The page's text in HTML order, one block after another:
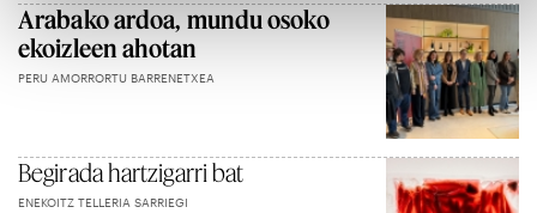
Arabako ardoa, mundu osoko
ekoizleen ahotan
PERU AMORRORTU BARRENETXEA
Begirada hartzigarri bat
ENEKOITZ TELLERIA SARRIEGI